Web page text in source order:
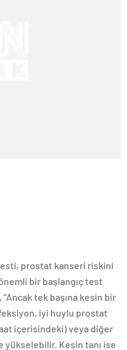
prostat kanseri riskini
bir başlangıç test
tek başına kesin bir
iyi huylu prostat
içerisindeki) veya diğer
yükselebilir. Kesin tanı ise